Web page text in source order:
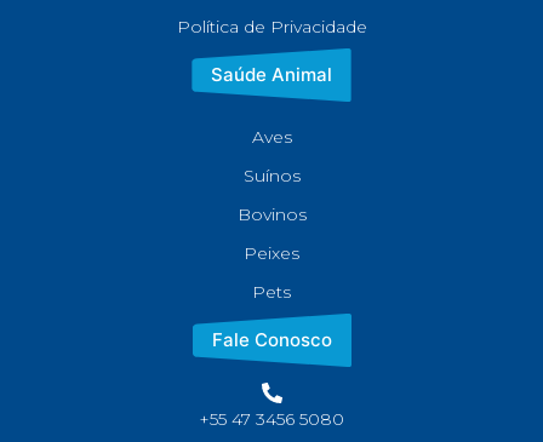
Política de Privacidade
Saúde Animal
Aves
Suínos
Bovinos
Peixes
Pets
Fale Conosco
+55 47 3456 5080